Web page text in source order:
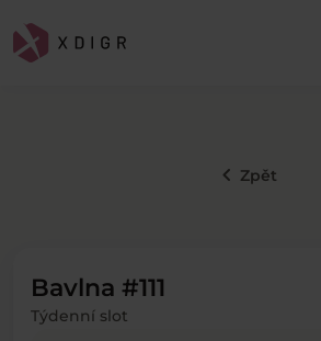
keyboard_arrow_left Zpět
Bavlna #111
Týdenní slot